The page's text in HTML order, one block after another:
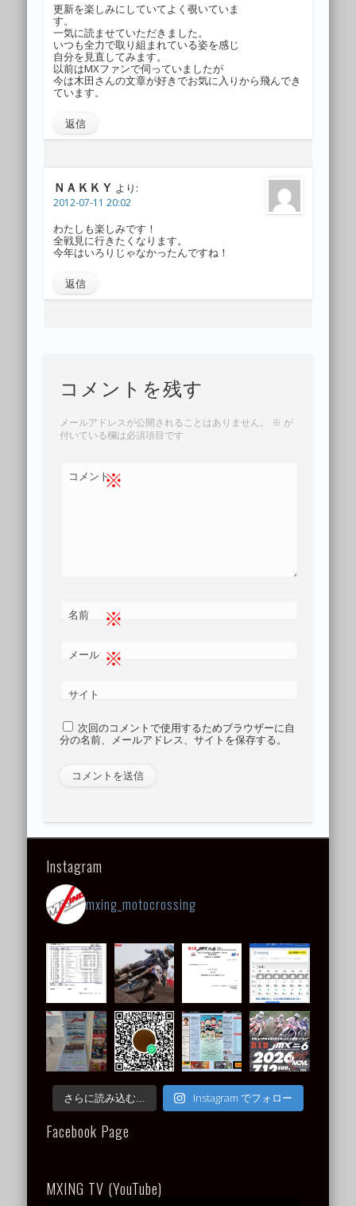
更新を楽しみにしていてよく覗いていま
す。
一気に読ませていただきました。
いつも全力で取り組まれている姿を感じ
自分を見直してみます。
以前はMXファンで伺っていましたが
今は木田さんの文章が好きでお気に入りから飛んでき
ています。
返信
ＮＡＫＫＹ より:
2012-07-11 20:02
わたしも楽しみです！
全戦見に行きたくなります。
今年はいろりじゃなかったんですね！
返信
コメントを残す
メールアドレスが公開されることはありません。 ※ が
付いている欄は必須項目です
コメント※
名前 ※
メール ※
サイト
次回のコメントで使用するためブラウザーに自
分の名前、メールアドレス、サイトを保存する。
Instagram
mxing_motocrossing
さらに読み込む... Instagram でフォロー
Facebook Page
MXING TV (YouTube)